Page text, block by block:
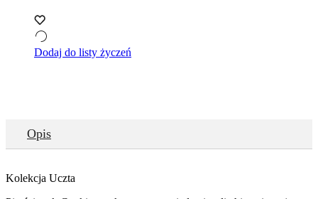
Dodaj do listy życzeń
Opis
Kolekcja Uczta